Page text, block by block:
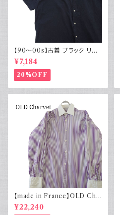
【90～00s】古着 ブラック リネ
ンコットンシャツ 黒 ボックスシ
ルエット
¥7,184
20%OFF
【made in France】OLD Cha
rvet ストライプ 切り替え 紫
¥22,240